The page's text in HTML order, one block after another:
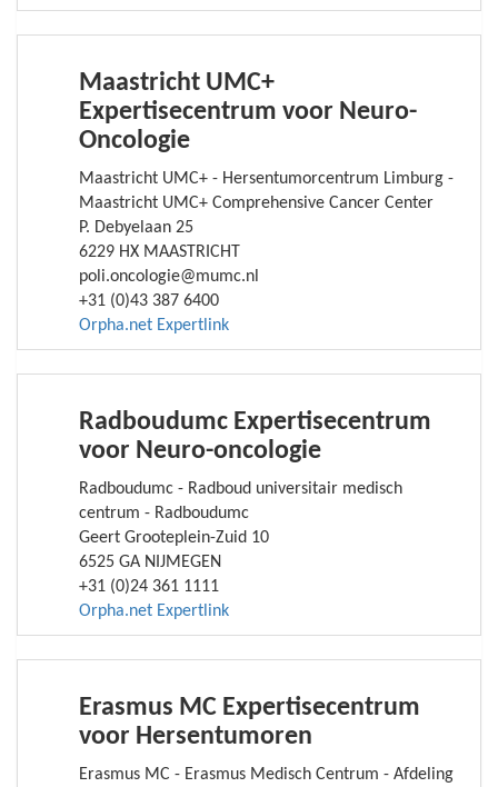
Maastricht UMC+
Expertisecentrum voor Neuro-
Oncologie
Maastricht UMC+ - Hersentumorcentrum Limburg -
Maastricht UMC+ Comprehensive Cancer Center
P. Debyelaan 25
6229 HX MAASTRICHT
poli.oncologie@mumc.nl
+31 (0)43 387 6400
Orpha.net Expertlink
Radboudumc Expertisecentrum
voor Neuro-oncologie
Radboudumc - Radboud universitair medisch
centrum - Radboudumc
Geert Grooteplein-Zuid 10
6525 GA NIJMEGEN
+31 (0)24 361 1111
Orpha.net Expertlink
Erasmus MC Expertisecentrum
voor Hersentumoren
Erasmus MC - Erasmus Medisch Centrum - Afdeling